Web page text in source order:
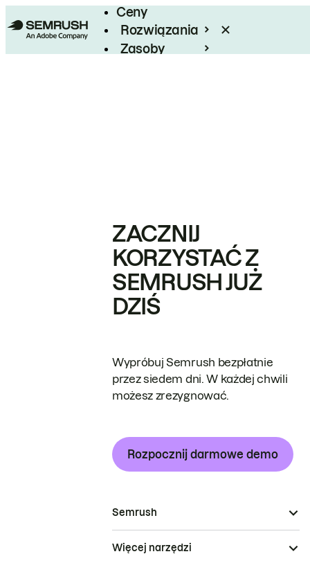
Ceny
Rozwiązania
Zasoby
ZACZNIJ
KORZYSTAĆ Z
SEMRUSH JUŻ
DZIŚ
Wypróbuj Semrush bezpłatnie
przez siedem dni. W każdej chwili
możesz zrezygnować.
Rozpocznij darmowe demo
Semrush
Więcej narzędzi